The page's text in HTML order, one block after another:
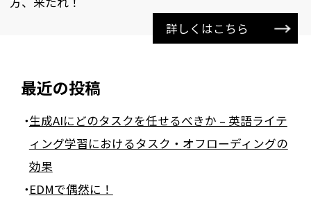
詳しくはこちら
最近の投稿
生成AIにどのタスクを任せるべきか – 英語ライテ
ィング学習におけるタスク・オフローディングの
効果
EDMで偶然に！